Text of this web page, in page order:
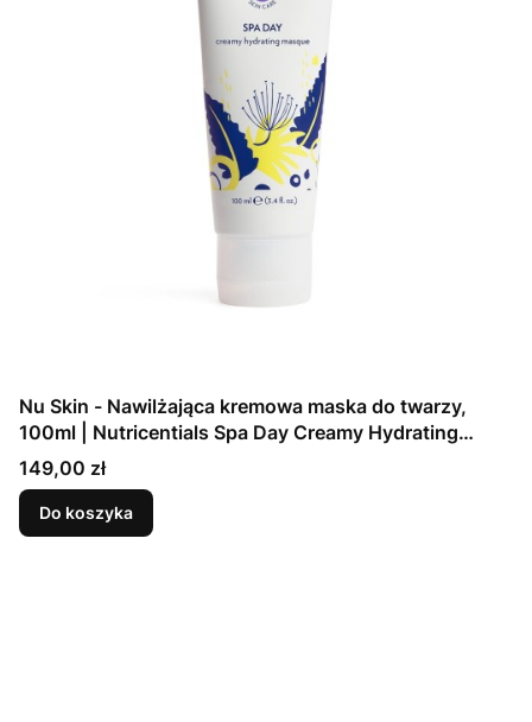
Nu Skin - Nawilżająca kremowa maska do twarzy,
100ml | Nutricentials Spa Day Creamy Hydrating
Masque
Cena
149,00 zł
Do koszyka